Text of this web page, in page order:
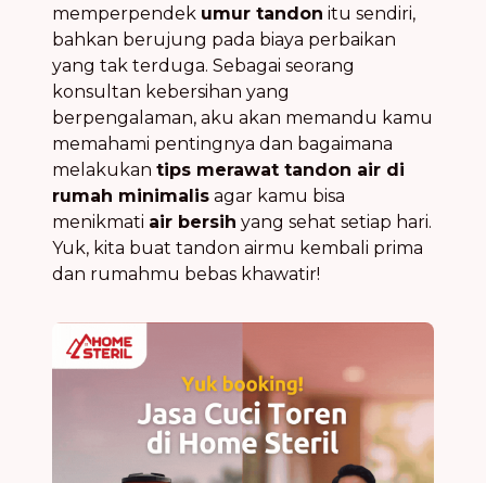
memperpendek umur tandon itu sendiri,
bahkan berujung pada biaya perbaikan
yang tak terduga. Sebagai seorang
konsultan kebersihan yang
berpengalaman, aku akan memandu kamu
memahami pentingnya dan bagaimana
melakukan tips merawat tandon air di
rumah minimalis agar kamu bisa
menikmati air bersih yang sehat setiap hari.
Yuk, kita buat tandon airmu kembali prima
dan rumahmu bebas khawatir!